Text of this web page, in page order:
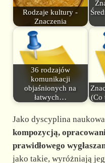
Rodzaje kultury -
Znaczenia
36 rodzajów
komunikacji
objaśnionych na
łatwych…
(Co
Jako dyscyplina
kompozycją,
prawidłowego
jako takie, wyróżniają